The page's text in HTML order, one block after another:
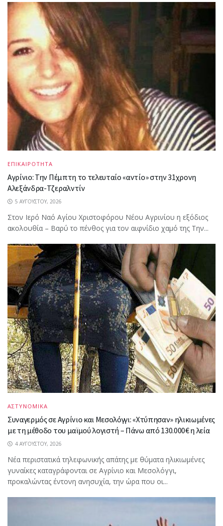
ΕΠΙΚΑΙΡΟΤΗΤΑ
Αγρίνιο: Την Πέμπτη το τελευταίο «αντίο» στην 31χρονη
Αλεξάνδρα-Τζεραλντίν
5 ΑΥΓΟΎΣΤΟΥ, 2026
Στον Ιερό Ναό Αγίου Χριστοφόρου Νέου Αγρινίου η εξόδιος
ακολουθία – Βαρύ το πένθος για τον αιφνίδιο χαμό της Την...
ΑΣΤΥΝΟΜΙΚΑ
Συναγερμός σε Αγρίνιο και Μεσολόγγι: «Χτύπησαν» ηλικιωμένες
με τη μέθοδο του μαϊμού λογιστή – Πάνω από 130.000€ η λεία
4 ΑΥΓΟΎΣΤΟΥ, 2026
Νέα περιστατικά τηλεφωνικής απάτης με θύματα ηλικιωμένες
γυναίκες καταγράφονται σε Αγρίνιο και Μεσολόγγι,
προκαλώντας έντονη ανησυχία, την ώρα που οι...